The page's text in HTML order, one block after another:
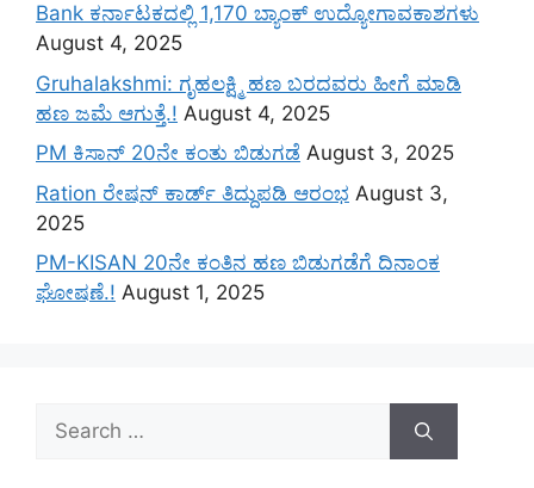
Bank ಕರ್ನಾಟಕದಲ್ಲಿ 1,170 ಬ್ಯಾಂಕ್ ಉದ್ಯೋಗಾವಕಾಶಗಳು
August 4, 2025
Gruhalakshmi: ಗೃಹಲಕ್ಷ್ಮಿ ಹಣ ಬರದವರು ಹೀಗೆ ಮಾಡಿ
ಹಣ ಜಮೆ‌ ಆಗುತ್ತೆ.! August 4, 2025
PM ಕಿಸಾನ್ 20ನೇ ಕಂತು ಬಿಡುಗಡೆ August 3, 2025
Ration ರೇಷನ್ ಕಾರ್ಡ್ ತಿದ್ದುಪಡಿ ಆರಂಭ August 3,
2025
PM-KISAN 20ನೇ ಕಂತಿನ ಹಣ ಬಿಡುಗಡೆಗೆ ದಿನಾಂಕ
ಘೋಷಣೆ.! August 1, 2025
Search
for: